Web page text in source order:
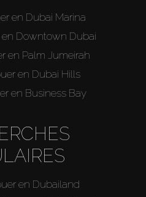
en Dubai Marina
en Downtown Dubai
en Palm Jumeirah
en Dubai Hills
en Business Bay
en Dubailand